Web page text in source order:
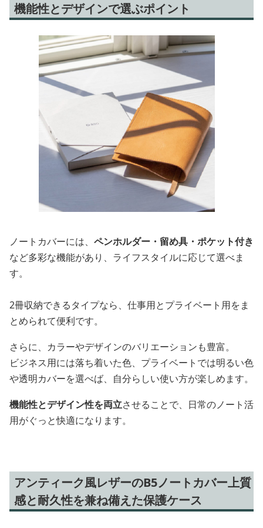
機能性とデザインで選ぶポイント
ノートカバーには、 ペンホルダー・留め具・ポケット付き
など多彩な機能があり、ライフスタイルに応じて選べま
す。
2冊収納できるタイプなら、仕事用とプライベート用をま
とめられて便利です。
さらに、カラーやデザインのバリエーションも豊富。
ビジネス用には落ち着いた色、プライベートでは明るい色
や透明カバーを選べば、自分らしい使い方が楽しめます。
機能性とデザイン性を両立させることで、日常のノート活
用がぐっと快適になります。
アンティーク風レザーのB5ノートカバー上質
感と耐久性を兼ね備えた保護ケース